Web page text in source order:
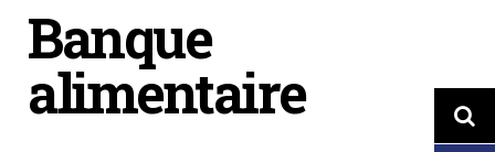

Banque
alimentaire